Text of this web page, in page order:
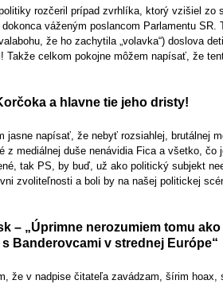
rozčeril prípad zvrhlíka, ktorý vzišiel zo
váženým poslancom Parlamentu SR.
že ho zachytila „volavka“) doslova
Takže celkom pokojne môžem napísať, že
a hlavne tie jeho dristy!
jasne napísať, že nebyť rozsiahlej, brutálnej
z mediálnej duše nenávidia Fica a všetko, čo
tak PS, by buď, už ako politický subjekt
zvoliteľnosti a boli by na našej politickej
– „Úprimne nerozumiem tomu
Banderovcami v strednej Európe“
že v nadpise čitateľa zavádzam, šírim hoax,